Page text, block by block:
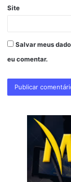
Site
Salvar meus
eu comentar.